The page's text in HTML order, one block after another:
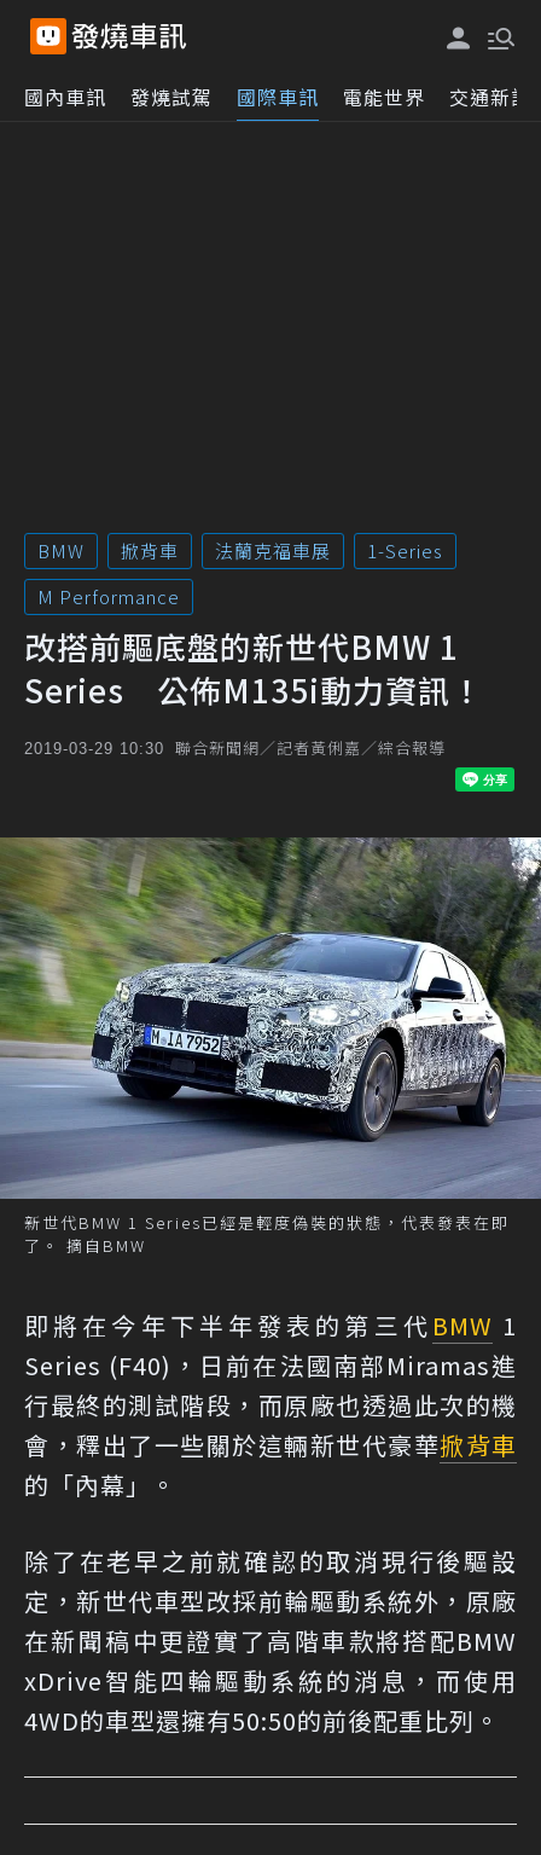
國內車訊 發燒試駕 國際車訊 電能世界 交通新訊
BMW 掀背車 法蘭克福車展
1-Series
M Performance
改搭前驅底盤的新世代BMW 1
Series 公佈M135i動力資訊！
2019-03-29 10:30 聯合新聞網／記者黃俐嘉／綜合報導
新世代BMW 1 Series已經是輕度偽裝的狀態，代表發表在即
了。 摘自BMW
即將在今年下半年發表的第三代 BMW 1
Series (F40)，日前在法國南部Miramas進
行最終的測試階段，而原廠也透過此次的機
會，釋出了一些關於這輛新世代豪華掀背車
的「內幕」。
除了在老早之前就確認的取消現行後驅設
定，新世代車型改採前輪驅動系統外，原廠
在新聞稿中更證實了高階車款將搭配BMW
xDrive智能四輪驅動系統的消息，而使用
4WD的車型還擁有50:50的前後配重比列。